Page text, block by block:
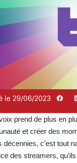
le 29/06/2023
prend de plus en
et créer des
décennies, c’est tout
des streamers,